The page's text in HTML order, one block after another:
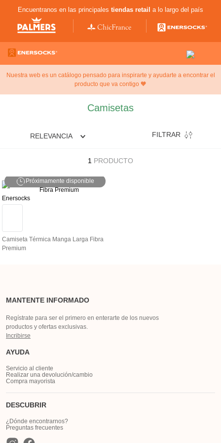
Encuentranos en las principales tiendas retail a lo largo del país
Nuestra web es un catálogo pensado para inspirarte y ayudarte a encontrar el
producto que va contigo 🧡
Camisetas
RELEVANCIA FILTRAR
1 PRODUCTO
Próximamente disponible
Enersocks
Camiseta Térmica Manga Larga Fibra
Premium
MANTENTE INFORMADO
Regístrate para ser el primero en enterarte de los nuevos
productos y ofertas exclusivas.
Incribirse
AYUDA
Servicio al cliente
Realizar una devolución/cambio
Compra mayorista
DESCUBRIR
¿Dónde encontrarnos?
Preguntas frecuentes